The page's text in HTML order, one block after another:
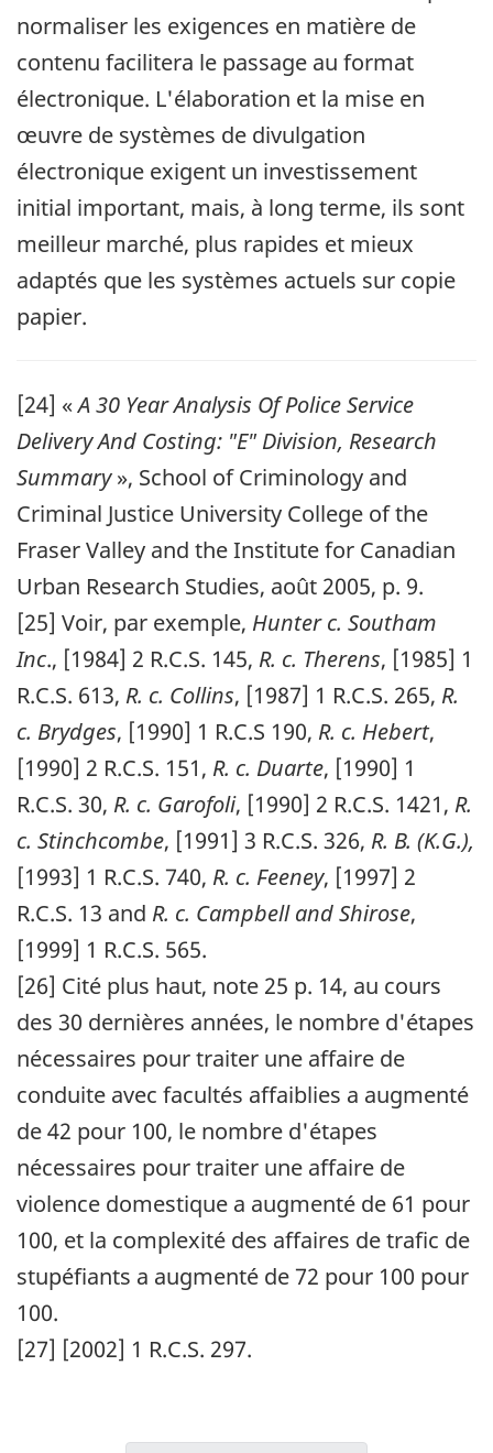
normaliser les exigences en matière de
contenu facilitera le passage au format
électronique. L'élaboration et la mise en
œuvre de systèmes de divulgation
électronique exigent un investissement
initial important, mais, à long terme, ils sont
meilleur marché, plus rapides et mieux
adaptés que les systèmes actuels sur copie
papier.
[24] «A 30 Year Analysis Of Police Service
Delivery And Costing: "E" Division, Research
Summary», School of Criminology and
Criminal Justice University College of the
Fraser Valley and the Institute for Canadian
Urban Research Studies, août 2005, p. 9.
[25] Voir, par exemple, Hunter c. Southam
Inc., [1984] 2 R.C.S. 145, R. c. Therens, [1985] 1
R.C.S. 613, R. c. Collins, [1987] 1 R.C.S. 265, R.
c. Brydges, [1990] 1 R.C.S 190, R. c. Hebert,
[1990] 2 R.C.S. 151, R. c. Duarte, [1990] 1
R.C.S. 30, R. c. Garofoli, [1990] 2 R.C.S. 1421, R.
c. Stinchcombe, [1991] 3 R.C.S. 326, R. B. (K.G.),
[1993] 1 R.C.S. 740, R. c. Feeney, [1997] 2
R.C.S. 13 and R. c. Campbell and Shirose,
[1999] 1 R.C.S. 565.
[26] Cité plus haut, note 25 p. 14, au cours
des 30 dernières années, le nombre d'étapes
nécessaires pour traiter une affaire de
conduite avec facultés affaiblies a augmenté
de 42 pour 100, le nombre d'étapes
nécessaires pour traiter une affaire de
violence domestique a augmenté de 61 pour
100, et la complexité des affaires de trafic de
stupéfiants a augmenté de 72 pour 100 pour
100.
[27] [2002] 1 R.C.S. 297.